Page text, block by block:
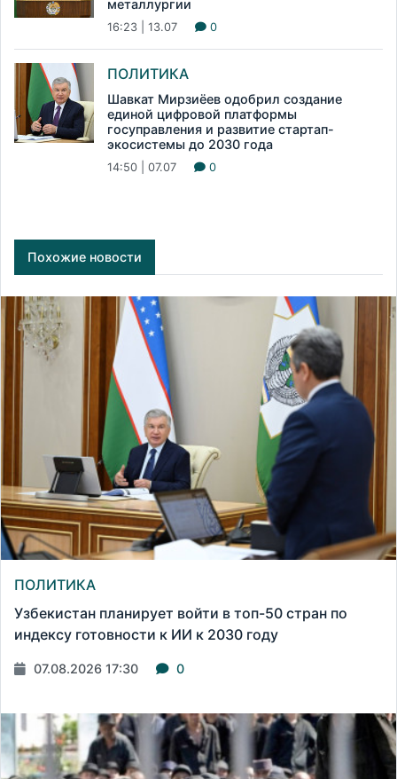
металлургии
16:23 | 13.07 0
ПОЛИТИКА
Шавкат Мирзиёев одобрил создание
единой цифровой платформы
госуправления и развитие стартап-
экосистемы до 2030 года
14:50 | 07.07 0
Похожие новости
ПОЛИТИКА
Узбекистан планирует войти в топ-50 стран по
индексу готовности к ИИ к 2030 году
07.08.2026 17:30 0